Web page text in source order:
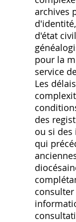
archives
d'état
pour la
service
Les
des
ou si
qui